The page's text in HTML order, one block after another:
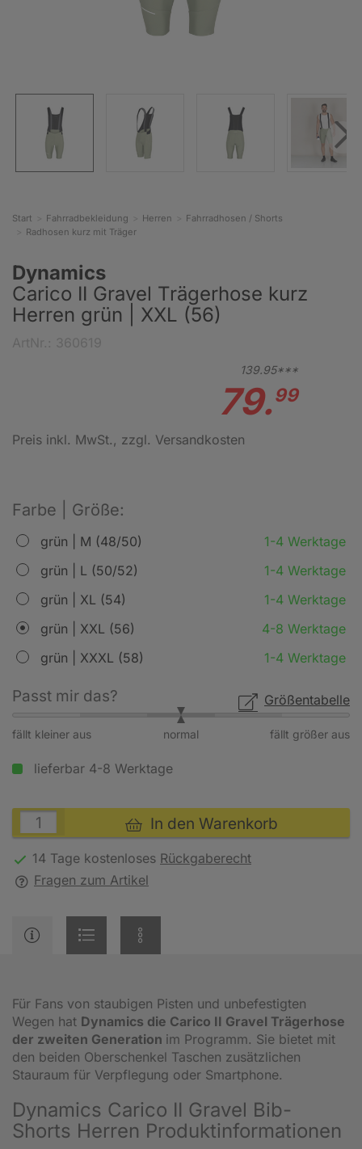
Start Fahrradbekleidung Herren
Fahrradhosen / Shorts
Radhosen kurz mit Träger
Dynamics
Carico II Gravel Trägerhose kurz
Herren grün | XXL (56)
139.95***
79.99
Preis inkl. MwSt., zzgl. Versandkosten
Farbe | Größe:
grün | M (48/50)
1-4 Werktage
grün | L (50/52)
1-4 Werktage
grün | XL (54)
1-4 Werktage
grün | XXL (56)
4-8 Werktage
grün | XXXL (58)
1-4 Werktage
Größentabelle
Passt mir das?
fällt kleiner aus fällt größer aus
normal
lieferbar 4-8 Werktage
In den Warenkorb
14 Tage kostenloses Rückgaberecht
Fragen zum Artikel
Für Fans von staubigen Pisten und unbefestigten
Wegen hat Dynamics die Carico II Gravel Trägerhose
der zweiten Generation im Programm. Sie bietet mit
den beiden Oberschenkel Taschen zusätzlichen
Stauraum für Verpflegung oder Smartphone.
Dynamics Carico II Gravel Bib-
Shorts Herren Produktinformationen